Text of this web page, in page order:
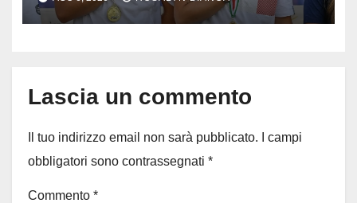
da medaglia olimpica’
Lascia un commento
Il tuo indirizzo email non sarà pubblicato.
I campi
obbligatori sono contrassegnati *
Commento *